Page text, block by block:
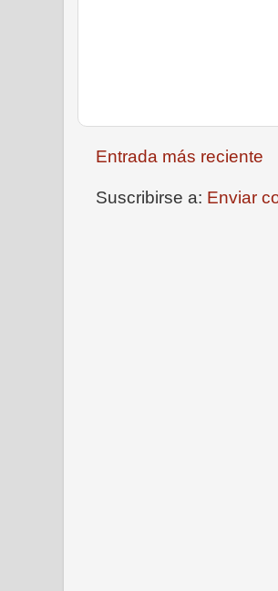
Entrada más reciente
Suscribirse a: Enviar